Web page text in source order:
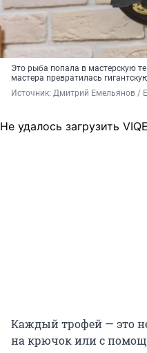
Это рыба попала в мастерскую
мастера превратилась
Источник: Дмитрий Емельянов /
Не удалось загрузить
Каждый трофей — это
на крючок или с